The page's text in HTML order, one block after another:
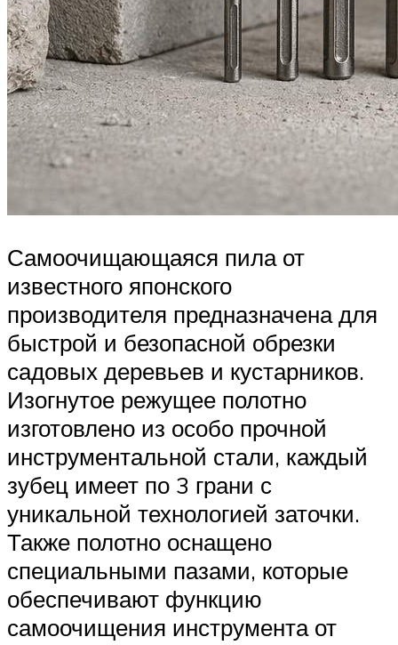
Самоочищающаяся пила от
известного японского
производителя предназначена для
быстрой и безопасной обрезки
садовых деревьев и кустарников.
Изогнутое режущее полотно
изготовлено из особо прочной
инструментальной стали, каждый
зубец имеет по 3 грани с
уникальной технологией заточки.
Также полотно оснащено
специальными пазами, которые
обеспечивают функцию
самоочищения инструмента от